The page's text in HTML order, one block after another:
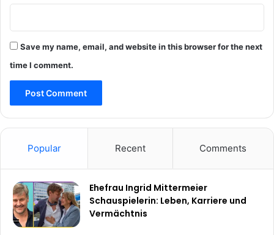
Save my name, email, and website in this browser for the next
time I comment.
Popular Recent Comments
Ehefrau Ingrid Mittermeier
Schauspielerin: Leben, Karriere und
Vermächtnis